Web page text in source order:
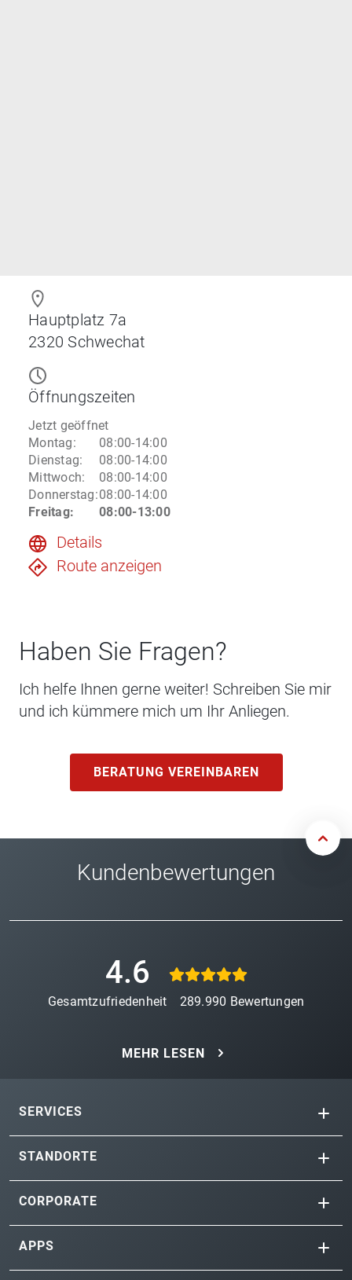
Hauptplatz 7a
2320 Schwechat
Öffnungszeiten
Jetzt geöffnet
Montag:
08:00-14:00
Dienstag:
08:00-14:00
Mittwoch:
08:00-14:00
Donnerstag:08:00-14:00
Freitag: 08:00-13:00
Details
Route anzeigen
Haben Sie Fragen?
Ich helfe Ihnen gerne weiter! Schreiben Sie mir
und ich kümmere mich um Ihr Anliegen.
BERATUNG VEREINBAREN
Kundenbewertungen
4.6
Gesamtzufriedenheit 289.990 Bewertungen
MEHR LESEN
SERVICES
STANDORTE
CORPORATE
APPS